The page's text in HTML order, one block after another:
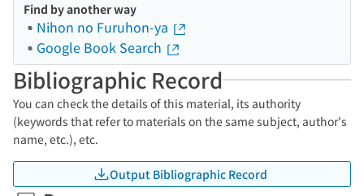
Find by another way
Nihon no Furuhon-ya
Google Book Search
Bibliographic Record
You can check the details of this material, its authority
(keywords that refer to materials on the same subject, author's
name, etc.), etc.
Output Bibliographic Record